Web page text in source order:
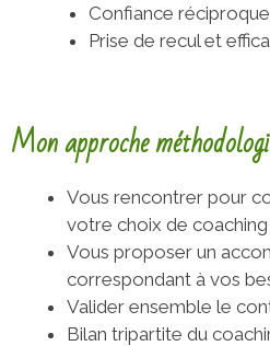
Confiance réciproque
Prise de recul et
Mon approche
Vous rencontrer pour
votre choix de coaching
Vous proposer un
correspondant à vos
Valider ensemble le
Bilan tripartite du